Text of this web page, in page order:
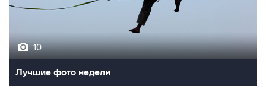
10
Лучшие фото недели